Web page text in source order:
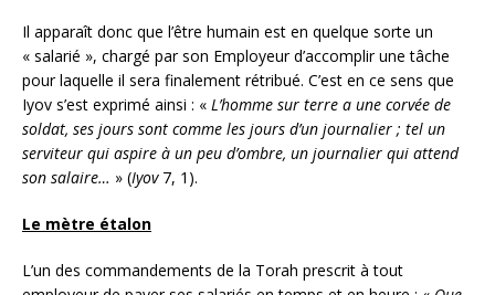
Il apparaît donc que l’être humain est en quelque sorte un
« salarié », chargé par son Employeur d’accomplir une tâche
pour laquelle il sera finalement rétribué. C’est en ce sens que
Iyov s’est exprimé ainsi : « L’homme sur terre a une corvée de
soldat, ses jours sont comme les jours d’un journalier ; tel un
serviteur qui aspire à un peu d’ombre, un journalier qui attend
son salaire… » (Iyov 7, 1).
Le mètre étalon
L’un des commandements de la Torah prescrit à tout